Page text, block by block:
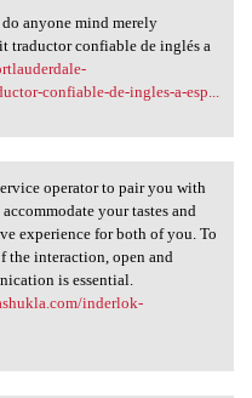
do anyone
anyone mind merely
traductor confiable de inglés a
confiable-de-ingles-a-esp...
service
operator to pair you with
your tastes and
experience for both of you. To
the interaction, open and
is essential.
inderlok-